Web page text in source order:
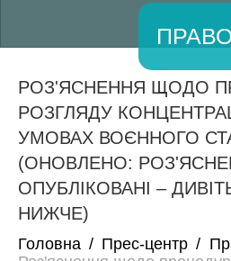
РОЗ'ЯСНЕННЯ ЩОДО
РОЗГЛЯДУ
УМОВАХ ВОЄННОГО
(ОНОВЛЕНО:
ОПУБЛІКОВАНІ –
НИЖЧЕ)
Головна / Прес-центр /